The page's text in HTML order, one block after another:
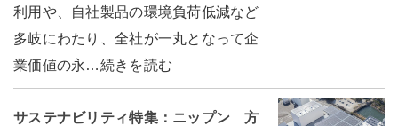
利用や、自社製品の環境負荷低減など
多岐にわたり、全社が一丸となって企
業価値の永…続きを読む
サステナビリティ特集：ニップン 方